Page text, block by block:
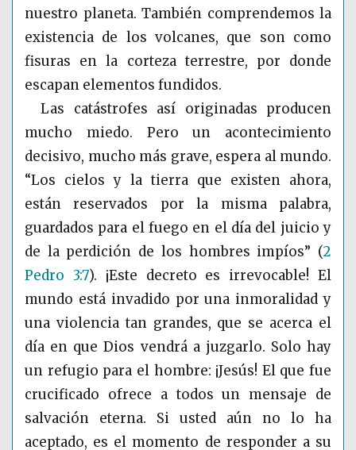
nuestro planeta. También comprendemos la
existencia de los volcanes, que son como
fisuras en la corteza terrestre, por donde
escapan elementos fundidos.
Las catástrofes así originadas producen
mucho miedo. Pero un acontecimiento
decisivo, mucho más grave, espera al mundo.
“Los cielos y la tierra que existen ahora,
están reservados por la misma palabra,
guardados para el fuego en el día del juicio y
de la perdición de los hombres impíos” (2
Pedro 3:7). ¡Este decreto es irrevocable! El
mundo está invadido por una inmoralidad y
una violencia tan grandes, que se acerca el
día en que Dios vendrá a juzgarlo. Solo hay
un refugio para el hombre: ¡Jesús! El que fue
crucificado ofrece a todos un mensaje de
salvación eterna. Si usted aún no lo ha
aceptado, es el momento de responder a su